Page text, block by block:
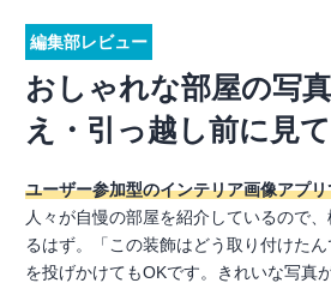
編集部レビュー
おしゃれな部屋の写
え・引っ越し前に見
ユーザー参加型のインテリア画像アプリ
人々が自慢の部屋を紹介しているので
るはず。「この装飾はどう取り付けた
を投げかけてもOKです。きれいな写真